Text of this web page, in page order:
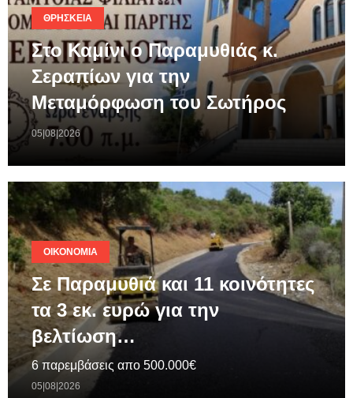
ΘΡΗΣΚΕΊΑ
Στο Καμίνι ο Παραμυθιάς κ.
Σεραπίων για την
Μεταμόρφωση του Σωτήρος
05|08|2026
ΟΙΚΟΝΟΜΊΑ
Σε Παραμυθιά και 11 κοινότητες
τα 3 εκ. ευρώ για την
βελτίωση…
6 παρεμβάσεις απο 500.000€
05|08|2026